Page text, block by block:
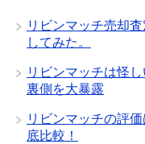
リビンマッチ売却
してみた。
リビンマッチは怪
裏側を大暴露
リビンマッチの評
底比較！